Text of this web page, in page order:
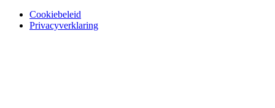
Cookiebeleid
Privacyverklaring